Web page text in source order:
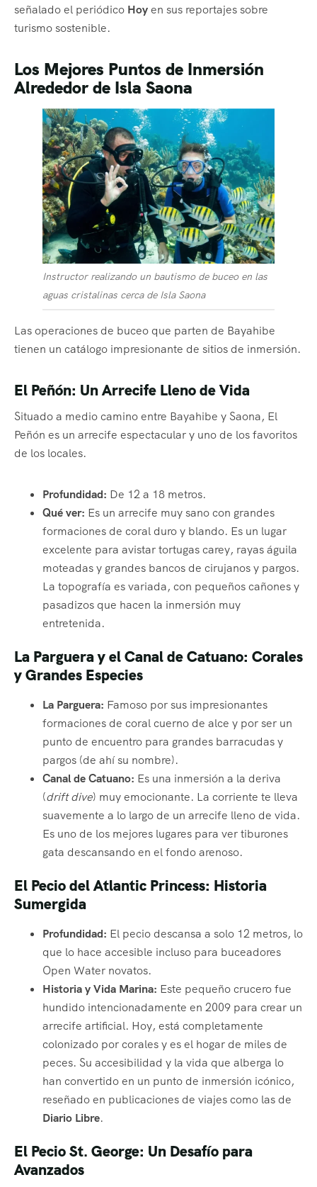
señalado el periódico Hoyen sus reportajes sobre
turismo sostenible.
Los Mejores Puntos de Inmersión
Alrededor de Isla Saona
Instructor realizando un bautismo de buceo en las
aguas cristalinas cerca de Isla Saona
Las operaciones de buceo que parten de Bayahibe
tienen un catálogo impresionante de sitios de inmersión.
El Peñón: Un Arrecife Lleno de Vida
Situado a medio camino entre Bayahibe y Saona, El
Peñón es un arrecife espectacular y uno de los favoritos
de los locales.
Profundidad: De 12 a 18 metros.
Qué ver: Es un arrecife muy sano con grandes
formaciones de coral duro y blando. Es un lugar
excelente para avistar tortugas carey, rayas águila
moteadas y grandes bancos de cirujanos y pargos.
La topografía es variada, con pequeños cañones y
pasadizos que hacen la inmersión muy
entretenida.
La Parguera y el Canal de Catuano: Corales
y Grandes Especies
La Parguera: Famoso por sus impresionantes
formaciones de coral cuerno de alce y por ser un
punto de encuentro para grandes barracudas y
pargos (de ahí su nombre).
Canal de Catuano: Es una inmersión a la deriva
(drift dive) muy emocionante. La corriente te lleva
suavemente a lo largo de un arrecife lleno de vida.
Es uno de los mejores lugares para ver tiburones
gata descansando en el fondo arenoso.
El Pecio del Atlantic Princess: Historia
Sumergida
Profundidad: El pecio descansa a solo 12 metros, lo
que lo hace accesible incluso para buceadores
Open Water novatos.
Historia y Vida Marina: Este pequeño crucero fue
hundido intencionadamente en 2009 para crear un
arrecife artificial. Hoy, está completamente
colonizado por corales y es el hogar de miles de
peces. Su accesibilidad y la vida que alberga lo
han convertido en un punto de inmersión icónico,
reseñado en publicaciones de viajes como las de
Diario Libre.
El Pecio St. George: Un Desafío para
Avanzados